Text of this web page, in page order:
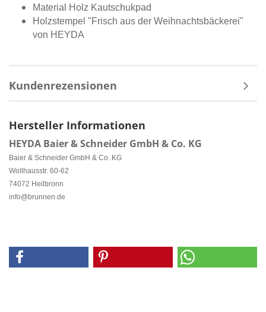
Material Holz Kautschukpad
Holzstempel "Frisch aus der Weihnachtsbäckerei"
von HEYDA
Kundenrezensionen
Hersteller Informationen
HEYDA Baier & Schneider GmbH & Co. KG
Baier & Schneider GmbH & Co. KG
Wollhausstr. 60-62
74072 Heilbronn
info@brunnen.de